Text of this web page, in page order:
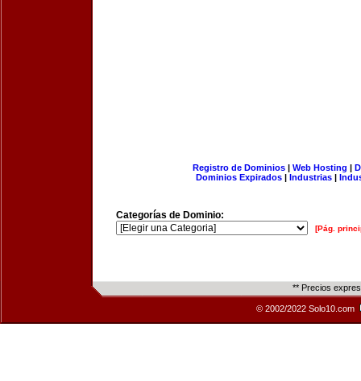
Registro de Dominios| Web Hosting |
Dominios Expirados | Industrias |
Categorías de Dominio:
[Pág.
** Precios
© 2002/2022 Solo10.com